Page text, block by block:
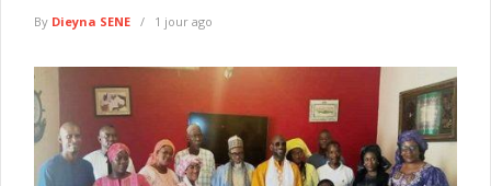
By Dieyna SENE 1 jour ago